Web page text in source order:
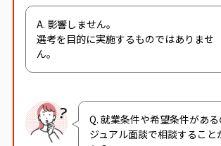
A. 影響しません。
選考を目的に実施するものではありませ
ん。
Q. 就業条件や希望条件があ
ジュアル面談で相談すること